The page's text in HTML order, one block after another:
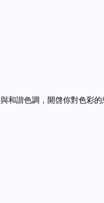
和諧色調，開啓你對色彩的